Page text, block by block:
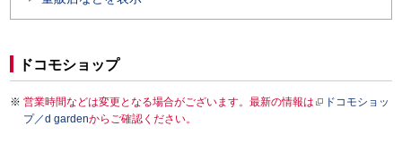
ドコモショップ
営業時間などは変更となる場合がございます。最新の情報は
ドコモショッ
プ／d gardenからご確認ください。